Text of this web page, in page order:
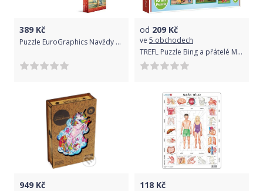
389 Kč
Puzzle EuroGraphics Navždy kamarádi 1000
od 209 Kč
ve 5 obchodech
TREFL Puzzle Bing a přátelé MEGA PACK 10v1
949 Kč 118 Kč